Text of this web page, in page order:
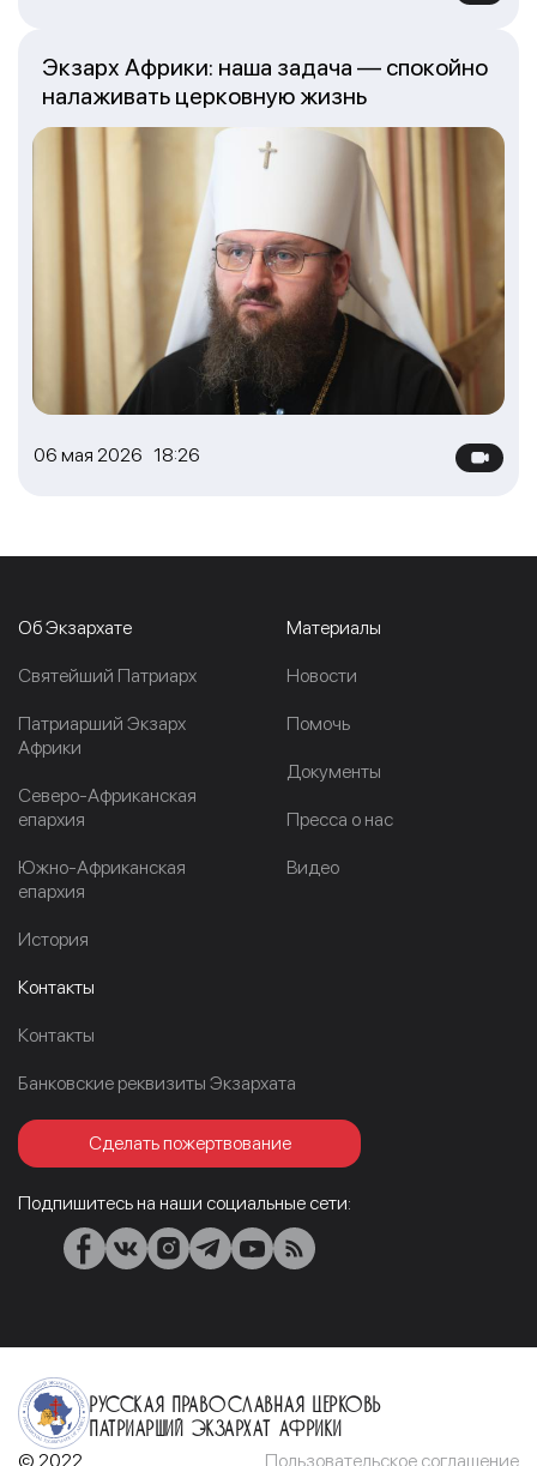
06 мая 2026 18:26
Экзарх Африки: наша задача — спокойно
налаживать церковную жизнь
Об Экзархате
Cвятейший Патриарх
Патриарший Экзарх
Африки
Северо-Африканская
епархия
Южно-Африканская
епархия
История
Материалы
Новости
Помочь
Документы
Пресса о нас
Видео
Контакты
Контакты
Банковские реквизиты Экзархата
Сделать пожертвование
Подпишитесь на наши социальные сети:
Русская Православная Церковь
Патриарший Экзархат Африки
© 2022 Пользовательское соглашение